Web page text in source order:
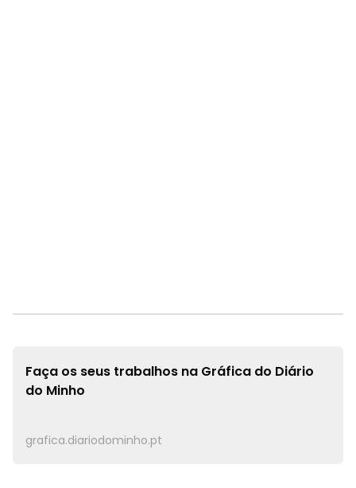
Faça os seus trabalhos na Gráfica do Diário
do Minho
grafica.diariodominho.pt